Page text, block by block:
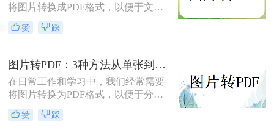
将图片转换成PDF格式，以便于文件
的传输、存储和打印。那么电脑上怎
么图片转pdf呢？本文将介绍三种在电
您根据不同的需求选择最合适的方
法。
赞 踩
图片转PDF：3种方法从单张到批量转换的操作差异！
在日常工作和学习中，我们经常需要
将图片转换为PDF格式，以便于分
享、打印和存档。那么图片怎么转pdf
呢？本文将介绍三种常用的将图片转
赞 踩